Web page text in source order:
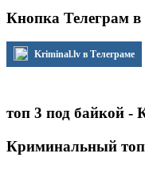
Кнопка Телеграм в
Kriminal.lv в Телеграме
топ 3 под байкой -
Криминальный